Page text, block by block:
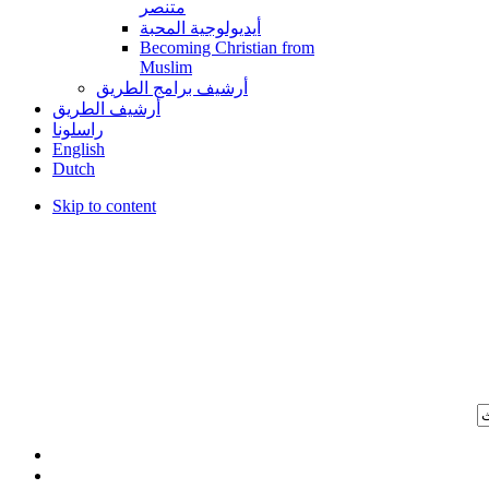
متنصر
أيديولوجية المحبة
Becoming Christian from
Muslim
أرشيف برامج الطريق
أرشيف الطريق
راسلونا
English
Dutch
Skip to content